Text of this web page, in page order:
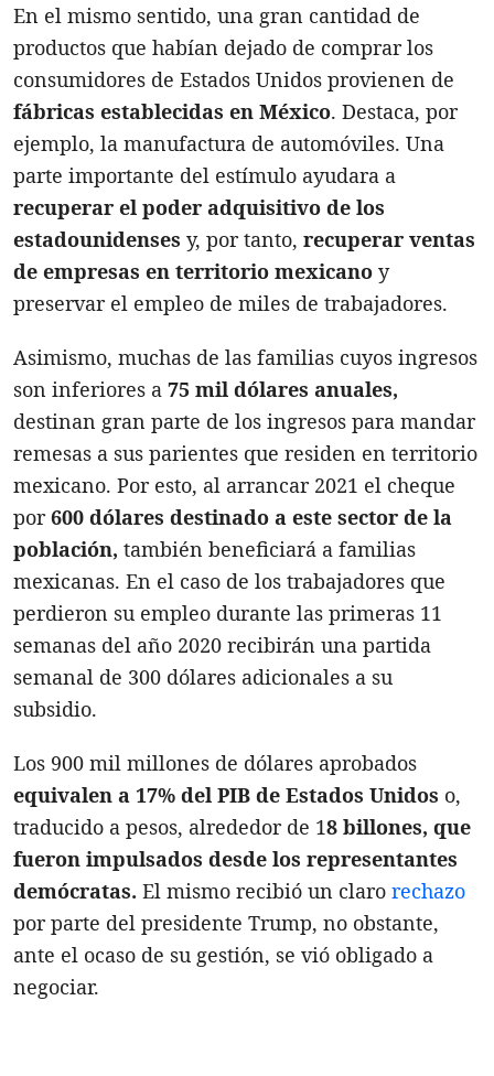
En el mismo sentido, una gran cantidad de
productos que habían dejado de comprar los
consumidores de Estados Unidos provienen de
fábricas establecidas en México. Destaca, por
ejemplo, la manufactura de automóviles. Una
parte importante del estímulo ayudara a
recuperar el poder adquisitivo de los
estadounidenses y, por tanto, recuperar ventas
de empresas en territorio mexicano y
preservar el empleo de miles de trabajadores.
Asimismo, muchas de las familias cuyos ingresos
son inferiores a 75 mil dólares anuales,
destinan gran parte de los ingresos para mandar
remesas a sus parientes que residen en territorio
mexicano. Por esto, al arrancar 2021 el cheque
por600 dólares destinado a este sector de la
población, también beneficiará a familias
mexicanas. En el caso de los trabajadores que
perdieron su empleo durante las primeras 11
semanas del año 2020 recibirán una partida
semanal de 300 dólares adicionales a su
subsidio.
Los 900 mil millones de dólares aprobados
equivalen a 17% del PIB de Estados Unidos o,
traducido a pesos, alrededor de 18 billones, que
fueron impulsados desde los representantes
demócratas. El mismo recibió un claro rechazo
por parte del presidente Trump, no obstante,
ante el ocaso de su gestión, se vió obligado a
negociar.